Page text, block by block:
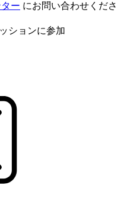
ー にお問い合わせくださ
ションに参加